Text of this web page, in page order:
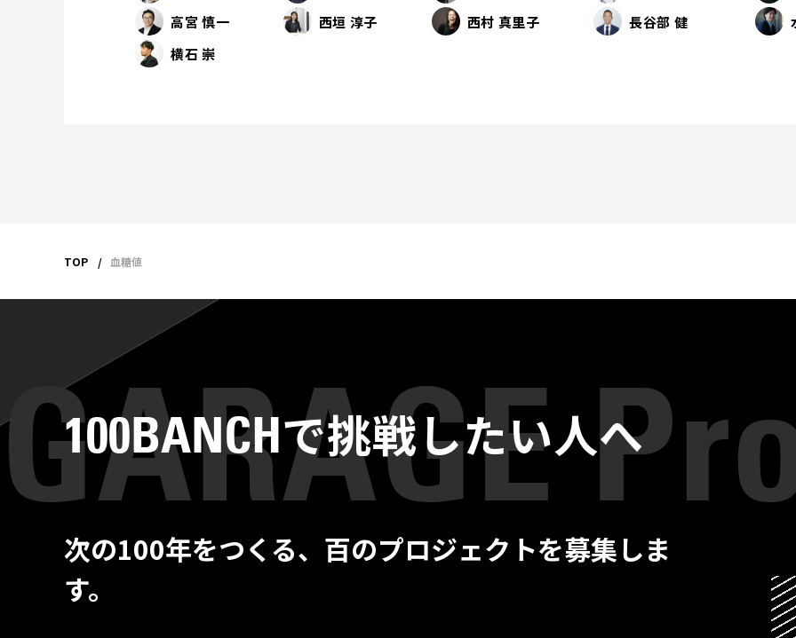
高宮 慎一
西垣 淳子 西村 真里子 長谷部 健
横石 崇
TOP 血糖値
100BANCHで挑戦したい人へ
次の100年をつくる、百のプロジェクトを募集しま
す。